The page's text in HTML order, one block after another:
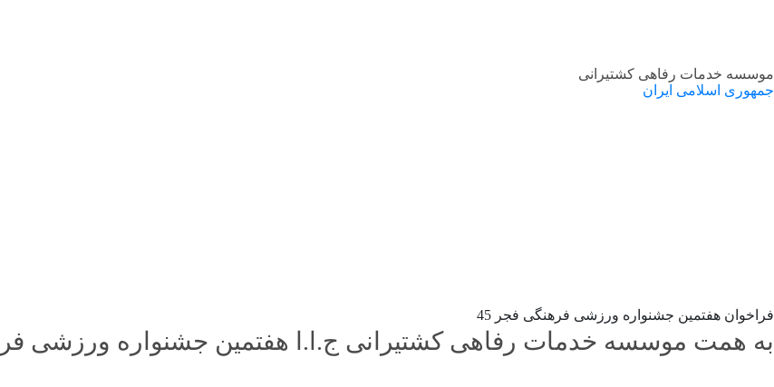
موسسه خدمات رفاهی کشتیرانی
جمهوری اسلامی ایران
فراخوان هفتمین جشنواره ورزشی فرهنگی فجر 45
به همت موسسه خدمات رفاهی کشتیرانی ج.ا.ا هفتمین جشنواره ورزشی فرهنگی فجر 45